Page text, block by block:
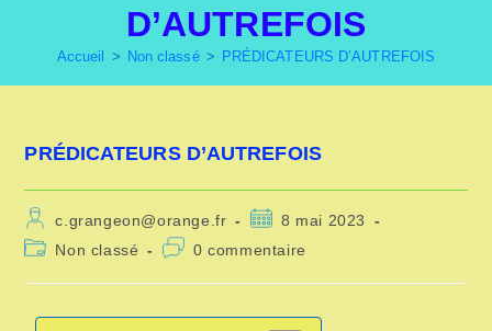
D’AUTREFOIS
Accueil > Non classé > PRÉDICATEURS D’AUTREFOIS
PRÉDICATEURS D’AUTREFOIS
c.grangeon@orange.fr
8 mai 2023
Non classé
0 commentaire